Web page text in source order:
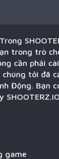
trong trò
cần phải
tôi đã
Động. Bạn
game